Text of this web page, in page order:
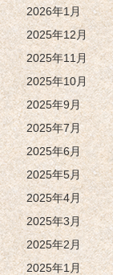
2026年1月
2025年12月
2025年11月
2025年10月
2025年9月
2025年7月
2025年6月
2025年5月
2025年4月
2025年3月
2025年2月
2025年1月